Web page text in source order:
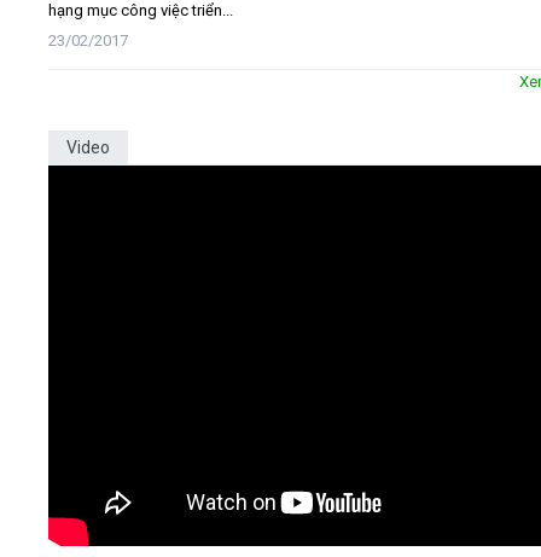
hạng mục công việc triển...
23/02/2017
Video